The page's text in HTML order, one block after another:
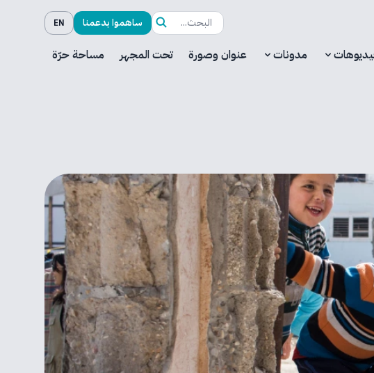
ساهموا بدعمنا EN
مدونات عنوان وصورة تحت المجهر مساحة حرّة